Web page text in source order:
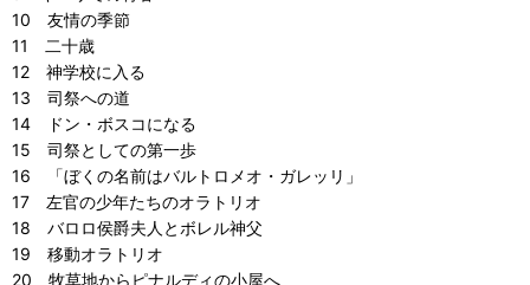
10 友情の季節
11 二十歳
12 神学校に入る
13 司祭への道
14 ドン・ボスコになる
15 司祭としての第一歩
16 「ぼくの名前はバルトロメオ・ガレッリ」
17 左官の少年たちのオラトリオ
18 バロロ侯爵夫人とボレル神父
19 移動オラトリオ
20 牧草地からピナルディの小屋へ